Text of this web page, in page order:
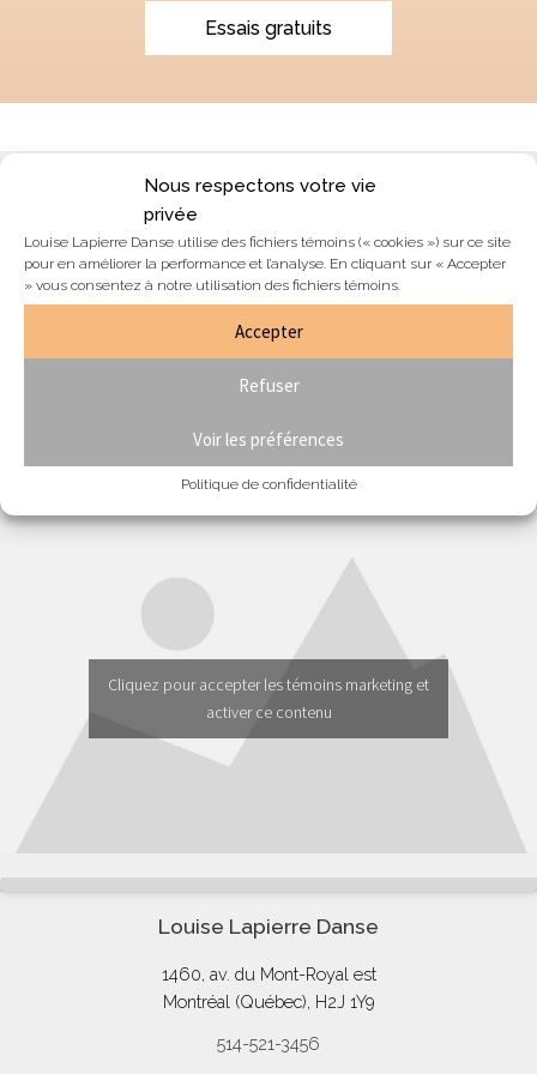
Nous respectons votre vie
privée
Louise Lapierre Danse utilise des fichiers témoins (« cookies ») sur ce site
pour en améliorer la performance et l’analyse. En cliquant sur « Accepter
» vous consentez à notre utilisation des fichiers témoins.
Accepter
Refuser
Voir les préférences
Politique de confidentialité
Essais gratuits
Blogue & nouvelles
Équipe
Nous joindre
Section membres
Formulaire de résiliation de contrat
Je désire m'abonner à l'infolettre:
Cliquez pour accepter les témoins marketing et
activer ce contenu
Louise Lapierre Danse
1460, av. du Mont-Royal est
Montréal (Québec), H2J 1Y9
514-521-3456